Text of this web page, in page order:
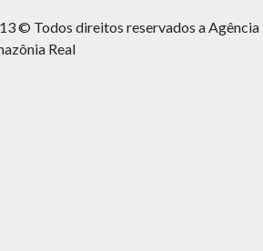
© Todos direitos reservados a Agência
Real